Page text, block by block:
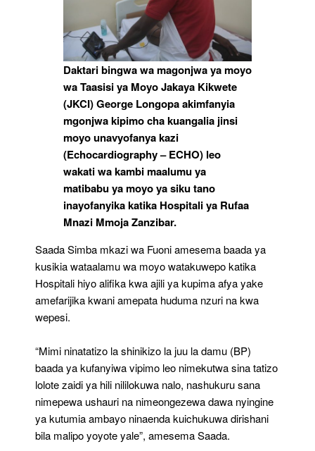
Daktari bingwa wa magonjwa ya moyo
wa Taasisi ya Moyo Jakaya Kikwete
(JKCI) George Longopa akimfanyia
mgonjwa kipimo cha kuangalia jinsi
moyo unavyofanya kazi
(Echocardiography – ECHO) leo
wakati wa kambi maalumu ya
matibabu ya moyo ya siku tano
inayofanyika katika Hospitali ya Rufaa
Mnazi Mmoja Zanzibar.
Saada Simba mkazi wa Fuoni amesema baada ya
kusikia wataalamu wa moyo watakuwepo katika
Hospitali hiyo alifika kwa ajili ya kupima afya yake
amefarijika kwani amepata huduma nzuri na kwa
wepesi.
“Mimi ninatatizo la shinikizo la juu la damu (BP)
baada ya kufanyiwa vipimo leo nimekutwa sina tatizo
lolote zaidi ya hili nililokuwa nalo, nashukuru sana
nimepewa ushauri na nimeongezewa dawa nyingine
ya kutumia ambayo ninaenda kuichukuwa dirishani
bila malipo yoyote yale”, amesema Saada.